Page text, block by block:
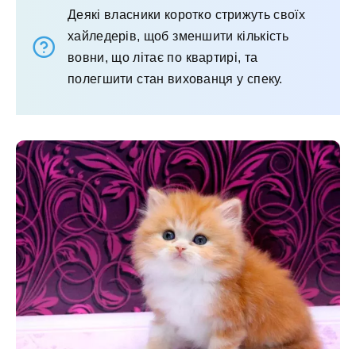
Деякі власники коротко стрижуть своїх
хайледерів, щоб зменшити кількість
вовни, що літає по квартирі, та
полегшити стан вихованця у спеку.